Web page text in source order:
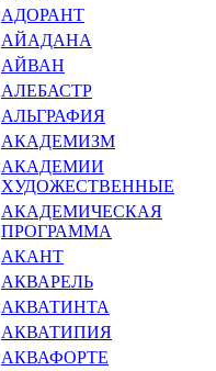
АДОРАНТ
АЙАДАНА
АЙВАН
АЛЕБАСТР
АЛЬГРАФИЯ
АКАДЕМИЗМ
АКАДЕМИИ
ХУДОЖЕСТВЕННЫЕ
АКАДЕМИЧЕСКАЯ
ПРОГРАМ­МА
АКАНТ
АКВАРЕЛЬ
АКВАТИНТА
АКВАТИПИЯ
АКВАФОРТЕ